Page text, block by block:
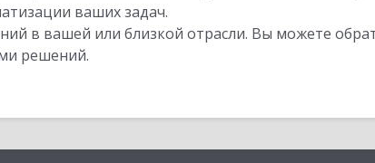
ваших задач.
в вашей или близкой отрасли. Вы можете
решений.